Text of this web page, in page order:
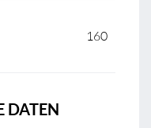
160
DATEN